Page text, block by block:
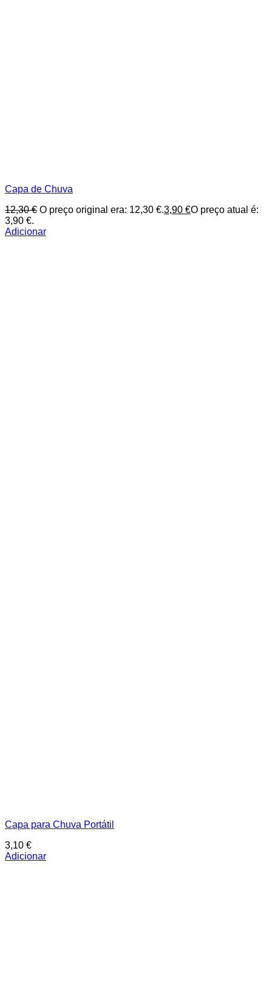
Capa de Chuva
12,30€ O preço original era: 12,30 €.3,90 €O preço atual é:
3,90 €.
Adicionar
Capa para Chuva Portátil
3,10 €
Adicionar